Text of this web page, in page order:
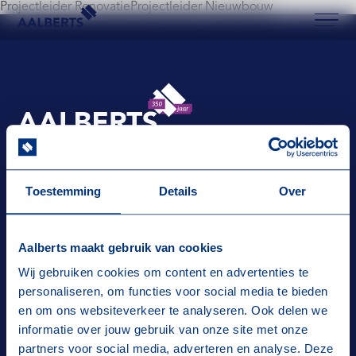
Toestemming Details Over
Aalberts maakt gebruik van cookies
Wij gebruiken cookies om content en advertenties te
personaliseren, om functies voor social media te bieden
en om ons websiteverkeer te analyseren. Ook delen we
informatie over jouw gebruik van onze site met onze
partners voor social media, adverteren en analyse. Deze
Aalberts Bouw, terug naar de homepagina
Projectleider RenovatieProjectleider Nieuwbouw
E-MAILADRES *